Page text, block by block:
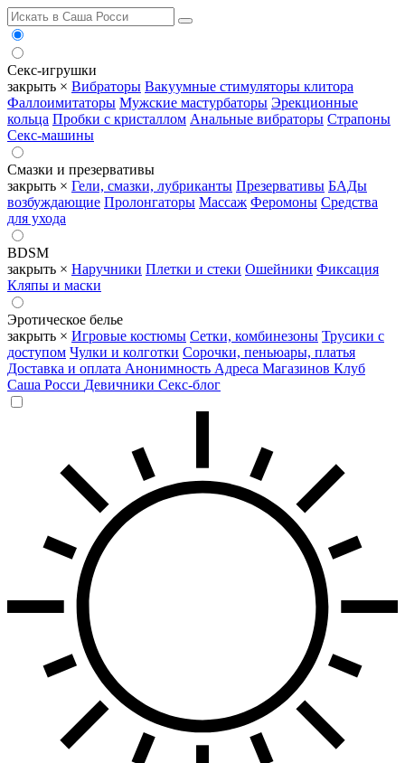
Секс-игрушки
закрыть × Вибраторы Вакуумные стимуляторы клитора
Фаллоимитаторы Мужские мастурбаторы Эрекционные
кольца Пробки с кристаллом Анальные вибраторы Страпоны
Секс-машины
Смазки и презервативы
закрыть × Гели, смазки, лубриканты Презервативы БАДы
возбуждающие Пролонгаторы Массаж Феромоны Средства
для ухода
BDSM
закрыть × Наручники Плетки и стеки Ошейники Фиксация
Кляпы и маски
Эротическое белье
закрыть × Игровые костюмы Сетки, комбинезоны Трусики с
доступом Чулки и колготки Сорочки, пеньюары, платья
Доставка и оплата Анонимность Адреса Магазинов Клуб
Саша Росси Девичники Секс-блог